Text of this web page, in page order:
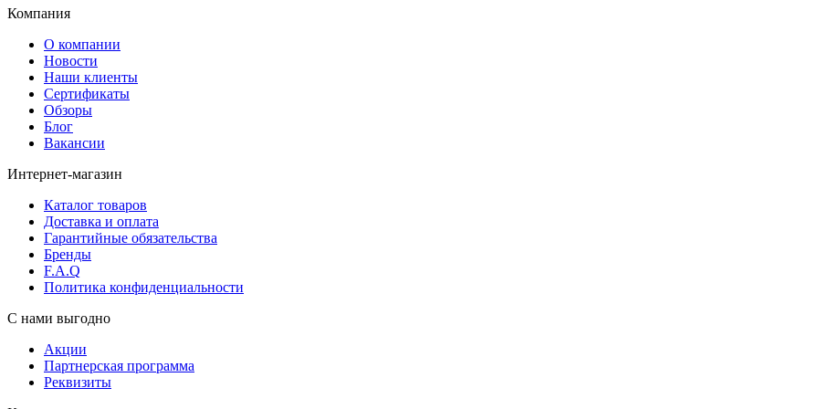
Компания
О компании
Новости
Наши клиенты
Сертификаты
Обзоры
Блог
Вакансии
Интернет-магазин
Каталог товаров
Доставка и оплата
Гарантийные обязательства
Бренды
F.A.Q
Политика конфиденциальности
С нами выгодно
Акции
Партнерская программа
Реквизиты